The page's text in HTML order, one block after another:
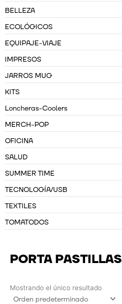
BELLEZA
ECOLÓGICOS
EQUIPAJE-VIAJE
IMPRESOS
JARROS MUG
KITS
Loncheras-Coolers
MERCH-POP
OFICINA
SALUD
SUMMER TIME
TECNOLOGÍA/USB
TEXTILES
TOMATODOS
PORTA PASTILLAS
Mostrando el único resultado